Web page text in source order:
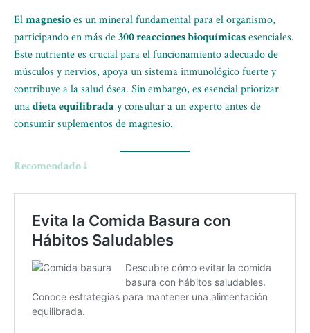
Elmagnesioes un mineral fundamental para el organismo,
participando en más de300 reacciones bioquímicasesenciales.
Este nutriente es crucial para el funcionamiento adecuado de
músculos y nervios, apoya un sistema inmunológico fuerte y
contribuye a la salud ósea. Sin embargo, es esencial priorizar
unadieta equilibrada y consultar a un experto antes de
consumir suplementos de magnesio.
Recomendado ↓